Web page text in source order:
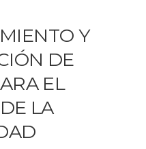
Y
DE
EL
LA